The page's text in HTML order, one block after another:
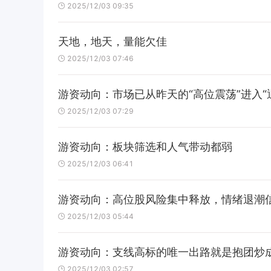
2025/12/03 09:35
天地，地天，量能欠佳
2025/12/03 07:46
游资动向：市场已从昨天的“高位震荡”进入“
2025/12/03 07:29
游资动向：板块筛选和人气带动都弱
2025/12/03 06:41
游资动向：高位股风险集中释放，情绪退潮
2025/12/03 05:44
游资动向：支线高标的唯一出路就是抱团炒
2025/12/03 02:57